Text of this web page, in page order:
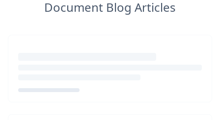
Document Blog Articles